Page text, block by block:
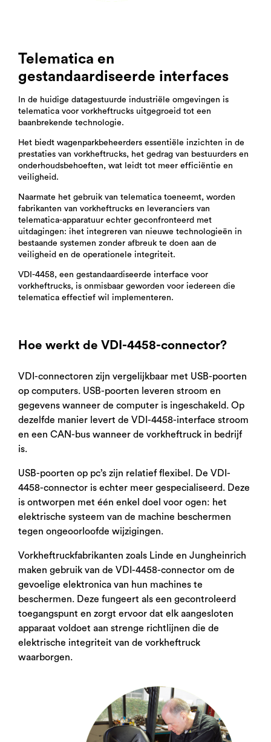
Telematica en
gestandaardiseerde interfaces
In de huidige datagestuurde industriële omgevingen is
telematica voor vorkheftrucks uitgegroeid tot een
baanbrekende technologie.
Het biedt wagenparkbeheerders essentiële inzichten in de
prestaties van vorkheftrucks, het gedrag van bestuurders en
onderhoudsbehoeften, wat leidt tot meer efficiëntie en
veiligheid.
Naarmate het gebruik van telematica toeneemt, worden
fabrikanten van vorkheftrucks en leveranciers van
telematica-apparatuur echter geconfronteerd met
uitdagingen: i het integreren van nieuwe technologieën in
bestaande systemen zonder afbreuk te doen aan de
veiligheid en de operationele integriteit.
VDI-4458, een gestandaardiseerde interface voor
vorkheftrucks, is onmisbaar geworden voor iedereen die
telematica effectief wil implementeren.
Hoe werkt de VDI-4458-connector?
VDI-connectoren zijn vergelijkbaar met USB-poorten
op computers. USB-poorten leveren stroom en
gegevens wanneer de computer is ingeschakeld. Op
dezelfde manier levert de VDI-4458-interface stroom
en een CAN-bus wanneer de vorkheftruck in bedrijf
is.
USB-poorten op pc’s zijn relatief flexibel. De VDI-
4458-connector is echter meer gespecialiseerd. Deze
is ontworpen met één enkel doel voor ogen: het
elektrische systeem van de machine beschermen
tegen ongeoorloofde wijzigingen.
Vorkheftruckfabrikanten zoals Linde en Jungheinrich
maken gebruik van de VDI-4458-connector om de
gevoelige elektronica van hun machines te
beschermen. Deze fungeert als een gecontroleerd
toegangspunt en zorgt ervoor dat elk aangesloten
apparaat voldoet aan strenge richtlijnen die de
elektrische integriteit van de vorkheftruck
waarborgen.